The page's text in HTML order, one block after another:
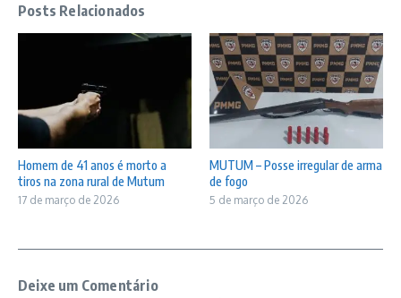
Posts Relacionados
Homem de 41 anos é morto a
tiros na zona rural de Mutum
17 de março de 2026
MUTUM – Posse irregular de arma
de fogo
5 de março de 2026
Deixe um Comentário